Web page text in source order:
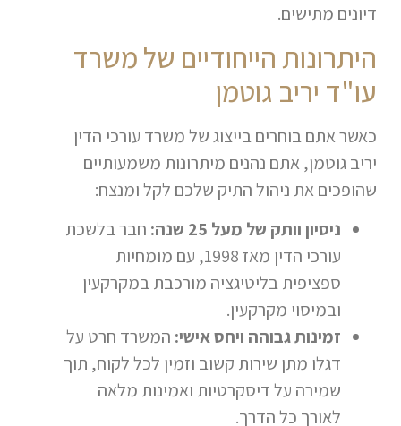
דיונים מתישים.
היתרונות הייחודיים של משרד
עו"ד יריב גוטמן
כאשר אתם בוחרים בייצוג של משרד עורכי הדין
יריב גוטמן, אתם נהנים מיתרונות משמעותיים
שהופכים את ניהול התיק שלכם לקל ומנצח:
ניסיון וותק של מעל 25 שנה:
חבר בלשכת
עורכי הדין מאז 1998, עם מומחיות
ספציפית בליטיגציה מורכבת במקרקעין
ובמיסוי מקרקעין.
זמינות גבוהה ויחס אישי: המשרד חרט על
דגלו מתן שירות קשוב וזמין לכל לקוח, תוך
שמירה על דיסקרטיות ואמינות מלאה
לאורך כל הדרך.